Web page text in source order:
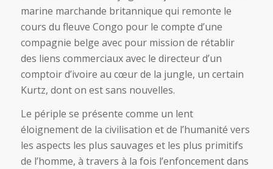
marine marchande britannique qui remonte le
cours du fleuve Congo pour le compte d’une
compagnie belge avec pour mission de rétablir
des liens commerciaux avec le directeur d’un
comptoir d’ivoire au cœur de la jungle, un certain
Kurtz, dont on est sans nouvelles.
Le périple se présente comme un lent
éloignement de la civilisation et de l’humanité vers
les aspects les plus sauvages et les plus primitifs
de l’homme, à travers à la fois l’enfoncement dans